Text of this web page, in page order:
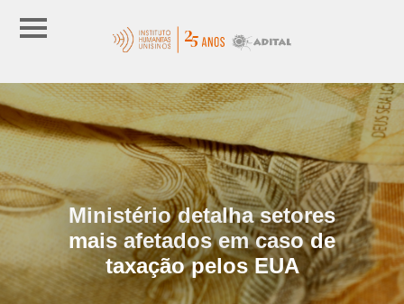
Ministério detalha setores
mais afetados em caso de
taxação pelos EUA